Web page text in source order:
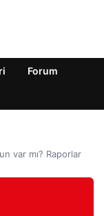
Forum
var mı? Raporlar